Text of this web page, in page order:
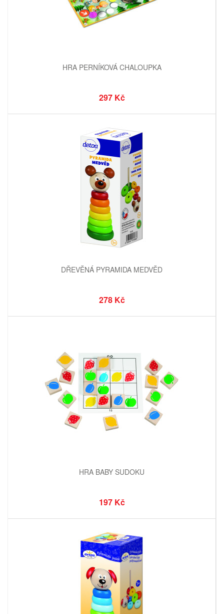
HRA PERNÍKOVÁ CHALOUPKA
297 Kč
DŘEVĚNÁ PYRAMIDA MEDVĚD
278 Kč
HRA BABY SUDOKU
197 Kč